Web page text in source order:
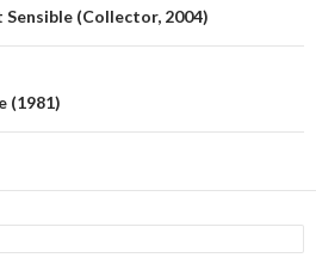
(Collector, 2004)
(1981)